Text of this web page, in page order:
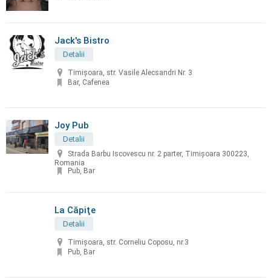
Jack's Bistro
Detalii
Timișoara, str. Vasile Alecsandri Nr. 3
Bar, Cafenea
Joy Pub
Detalii
Strada Barbu Iscovescu nr. 2 parter, Timișoara 300223,
Romania
Pub, Bar
La Căpiţe
Detalii
Timişoara, str. Corneliu Coposu, nr.3
Pub, Bar